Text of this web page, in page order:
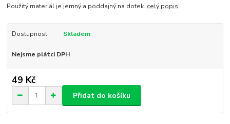
Použitý materiál je jemný a poddajný na dotek. celý popis
Dostupnost Skladem
Nejsme plátci DPH
49 Kč
Přidat do košíku